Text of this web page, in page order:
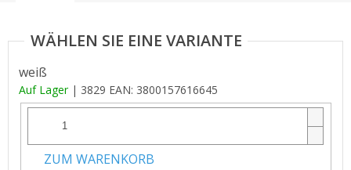
weiß
Auf Lager | 3829 EAN: 3800157616645
ZUM WARENKORB